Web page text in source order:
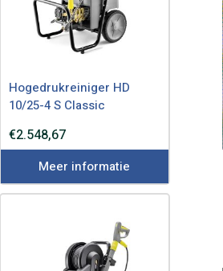
Hogedrukreiniger HD
10/25-4 S Classic
€2.548,67
Meer informatie